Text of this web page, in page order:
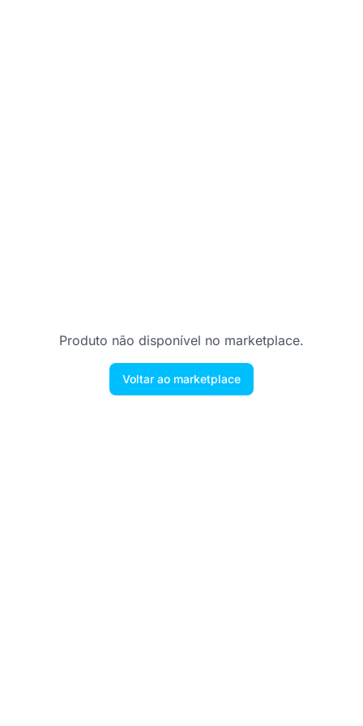
Produto não disponível no marketplace.
Voltar ao marketplace